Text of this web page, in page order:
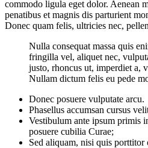
commodo ligula eget dolor. Aenean
penatibus et magnis dis parturient
Donec quam felis, ultricies nec,
Nulla consequat massa quis
fringilla vel, aliquet nec,
justo, rhoncus ut, imperdiet a,
Nullam dictum felis eu pede
Donec posuere vulputate arcu.
Phasellus accumsan cursus
Vestibulum ante ipsum primis
posuere cubilia Curae;
Sed aliquam, nisi quis porttitor